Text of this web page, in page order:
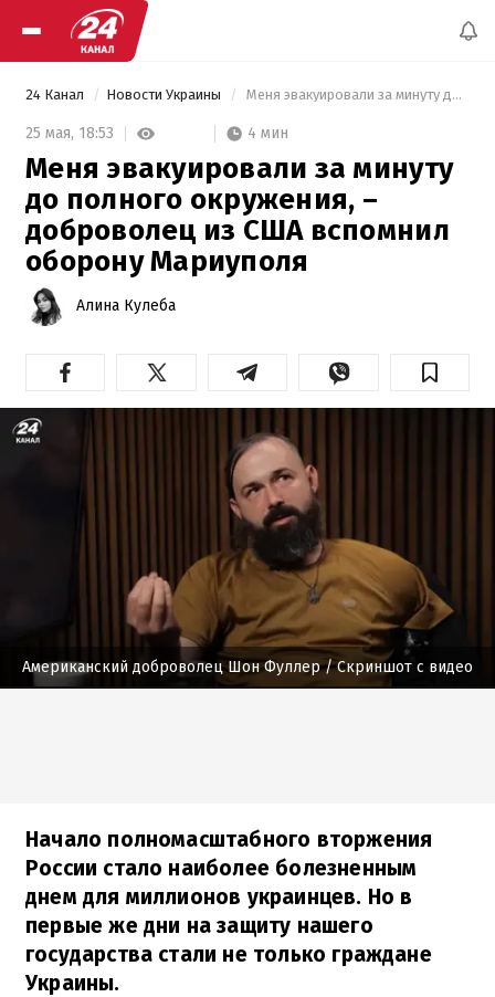
24 Канал Новости Украины Меня эвакуировали за минуту до полного окружения, – доброволец из США вспомнил оборону Мариуполя
25 мая, 18:53 4 мин
Меня эвакуировали за минуту
до полного окружения, –
доброволец из США вспомнил
оборону Мариуполя
Алина Кулеба
Американский доброволец Шон Фуллер/ Скриншот с видео
Начало полномасштабного вторжения
России стало наиболее болезненным
днем для миллионов украинцев. Но в
первые же дни на защиту нашего
государства стали не только граждане
Украины.